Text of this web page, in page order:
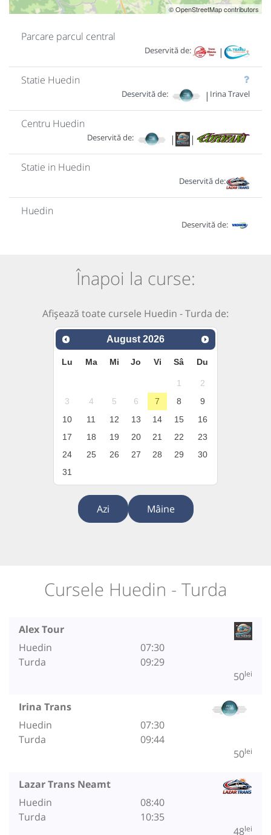
© OpenStreetMap contributors
Parcare parcul central
Deservită de: |
Statie Huedin
Deservită de: | Irina Travel
Centru Huedin
Deservită de: | |
Statie in Huedin
Deservită de:
Huedin
Deservită de:
Înapoi la curse:
Afișează toate cursele Huedin - Turda de:
August 2026
Lu Ma Mi Jo Vi Sâ Du
1
2
3
4 5 6 7 8
9
10
11 12 13 14 15
16
17
18 19 20 21 22
23
24
25 26 27 28 29
30
31
Azi Mâine
Cursele Huedin - Turda
Alex Tour
Huedin
Turda
07:30
09:29
50lei
Irina Trans
Huedin
Turda
07:30
09:44
50lei
Lazar Trans Neamt
Huedin
Turda
08:40
10:35
48lei